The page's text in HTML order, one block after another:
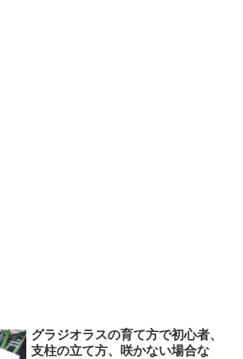
グラジオラスの育て方で初心者、
支柱の立て方、咲かない場合な